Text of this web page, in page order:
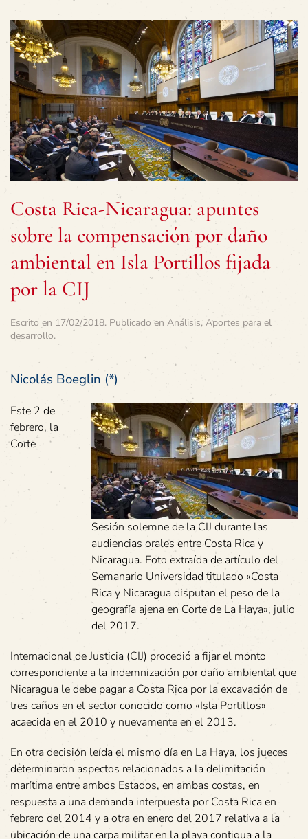
Costa Rica-Nicaragua: apuntes
sobre la compensación por daño
ambiental en Isla Portillos fijada
por la CIJ
Escrito en 17/02/2018. Publicado en Análisis, Aportes para el
desarrollo.
Nicolás Boeglin (*)
Sesión solemne de la CIJ durante las
audiencias orales entre Costa Rica y
Nicaragua. Foto extraída de artículo del
Semanario Universidad titulado «Costa
Rica y Nicaragua disputan el peso de la
geografía ajena en Corte de La Haya», julio
del 2017.
Este 2 de
febrero, la
Corte
Internacional de Justicia (CIJ) procedió a fijar el monto
correspondiente a la indemnización por daño ambiental que
Nicaragua le debe pagar a Costa Rica por la excavación de
tres caños en el sector conocido como «Isla Portillos»
acaecida en el 2010 y nuevamente en el 2013.
En otra decisión leída el mismo día en La Haya, los jueces
determinaron aspectos relacionados a la delimitación
marítima entre ambos Estados, en ambas costas, en
respuesta a una demanda interpuesta por Costa Rica en
febrero del 2014 y a otra en enero del 2017 relativa a la
ubicación de una carpa militar en la playa contigua a la